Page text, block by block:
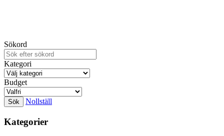
Sökord
Kategori
Budget
Nollställ
Kategorier